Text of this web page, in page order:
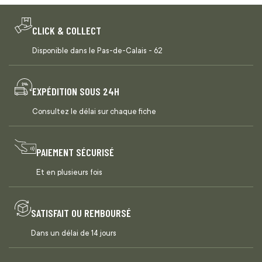
CLICK & COLLECT
Disponible dans le Pas-de-Calais - 62
EXPÉDITION SOUS 24H
Consultez le délai sur chaque fiche
PAIEMENT SÉCURISÉ
Et en plusieurs fois
SATISFAIT OU REMBOURSÉ
Dans un délai de 14 jours